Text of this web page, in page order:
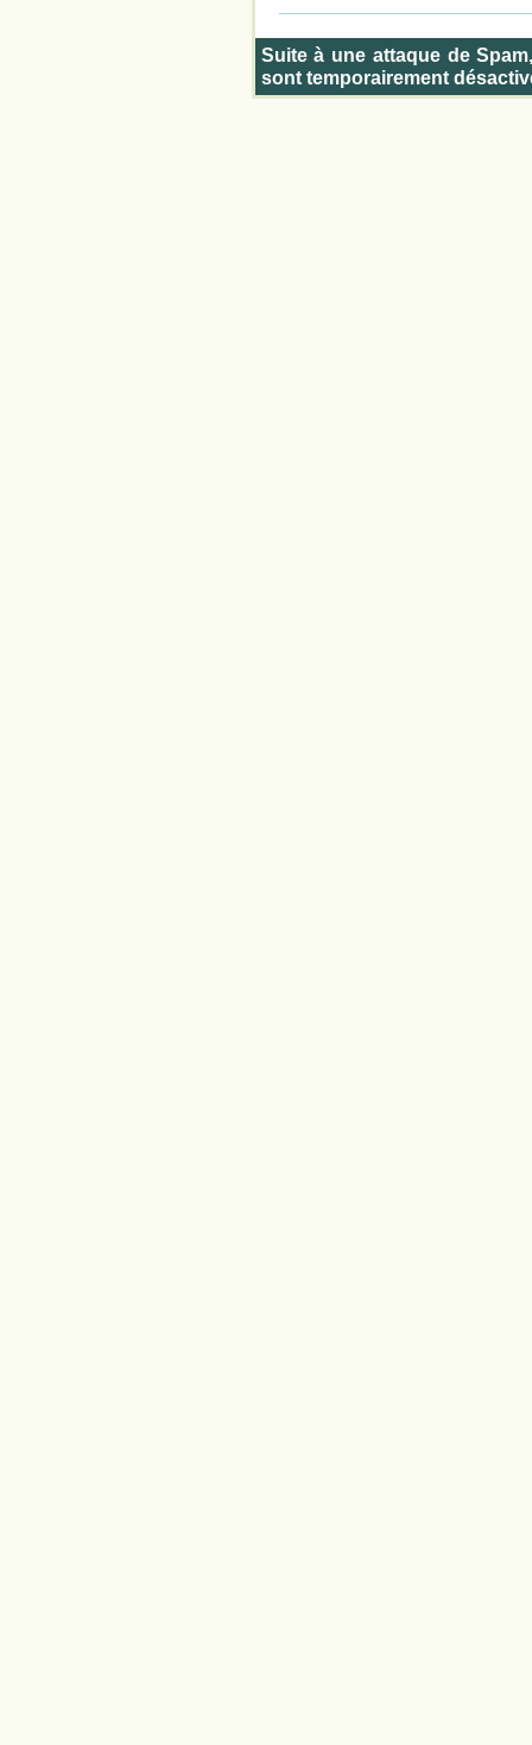
Suite à une attaque de
sont temporairement